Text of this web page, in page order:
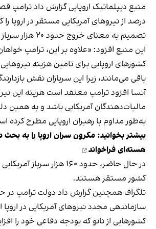
درصد از نیروهای آمریکایی مستقر در اروپا
تصمیم به معنای خروج حدود ۲۰ هزار سرباز خواهد بود.
این منبع افزود: «علاوه بر این، ترامپ
کشورهای اروپایی برای تامین هزینه
باقی می‌مانند، زیرا این سربازان نقش
آنسا افزود ترامپ معتقد است هزینه این
مالیات‌دهندگان آمریکایی باشد و به همین
به‌طور مداوم با رهبران اروپایی مطرح کرده
بیشتر بخوانید: مکرون سران اروپا را به بحث
هسته‌ای فراخواند
در حال حاضر، حدود ۱۶۰ هزار
کشور مستقر هستند.
تلگراف همچنین گزارش داد دولت ترامپ در
سازماندهی مجدد نیروهای آمریکایی در اروپا
کشورهایی از ناتو که بودجه دفاعی خود را